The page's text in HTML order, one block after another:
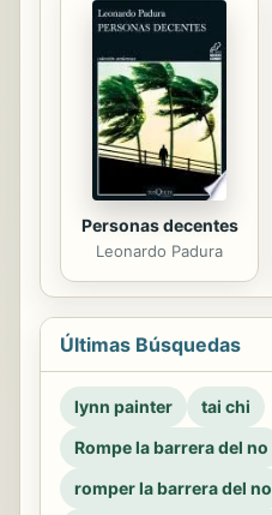
Personas decentes
Leonardo Padura
Últimas Búsquedas
lynn painter
tai chi
Rompe la barrera del no
romper la barrera del no